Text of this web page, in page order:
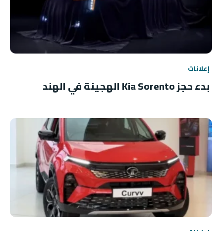
إعلانات
بدء حجز Kia Sorento الهجينة في الهند